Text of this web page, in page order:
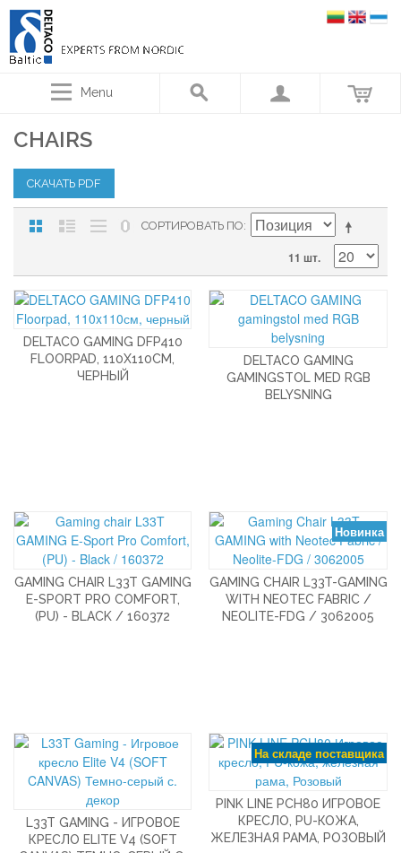
Menu
CHAIRS
СКАЧАТЬ PDF
СОРТИРОВАТЬ ПО
11 шт.
DELTACO GAMING DFP410
FLOORPAD, 110X110СМ,
ЧЕРНЫЙ
DELTACO GAMING
GAMINGSTOL MED RGB
BELYSNING
GAMING CHAIR L33T GAMING
E-SPORT PRO COMFORT,
(PU) - BLACK / 160372
Новинка
GAMING CHAIR L33T-GAMING
WITH NEOTEC FABRIC /
NEOLITE-FDG / 3062005
L33T GAMING - ИГРОВОЕ
КРЕСЛО ELITE V4 (SOFT
На складе поставщика
PINK LINE PCH80 ИГРОВОЕ
КРЕСЛО, PU-КОЖА,
ЖЕЛЕЗНАЯ РАМА, РОЗОВЫЙ